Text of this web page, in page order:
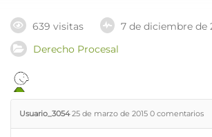
639 visitas
7 de diciembre de
Derecho Procesal
Usuario_3054 25 de marzo de 2015 0 comentarios